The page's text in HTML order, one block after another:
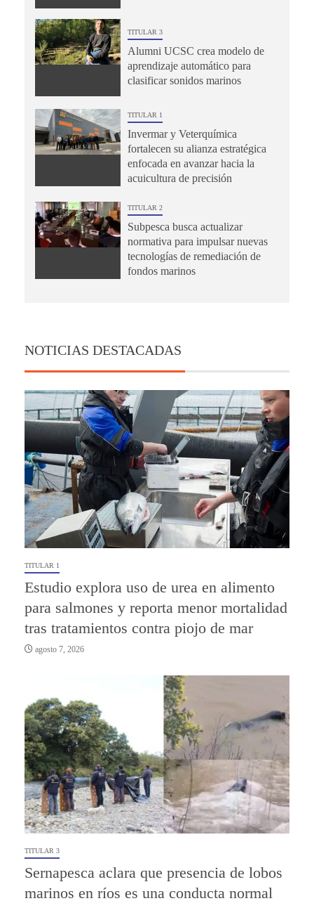
TITULAR 3
Alumni UCSC crea modelo de
aprendizaje automático para
clasificar sonidos marinos
TITULAR 1
Invermar y Veterquímica
fortalecen su alianza estratégica
enfocada en avanzar hacia la
acuicultura de precisión
TITULAR 2
Subpesca busca actualizar
normativa para impulsar nuevas
tecnologías de remediación de
fondos marinos
NOTICIAS DESTACADAS
TITULAR 1
Estudio explora uso de urea en alimento
para salmones y reporta menor mortalidad
tras tratamientos contra piojo de mar
agosto 7, 2026
TITULAR 3
Sernapesca aclara que presencia de lobos
marinos en ríos es una conducta normal